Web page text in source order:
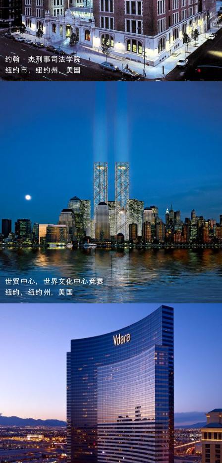
约翰·杰刑事司法学院
纽约市，纽约州，美国
世贸中心，世界文化中心竞赛
纽约，纽约州，美国